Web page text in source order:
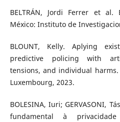
BELTRÁN, Jordi Ferrer et
México: Instituto de
BLOUNT, Kelly. Aplying
predictive policing with
tensions, and individual
Luxembourg, 2023.
BOLESINA, Iuri; GERVASONI,
fundamental à